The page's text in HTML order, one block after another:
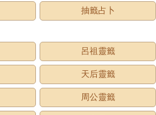
抽籤占卜
呂祖靈籤
天后靈籤
周公靈籤